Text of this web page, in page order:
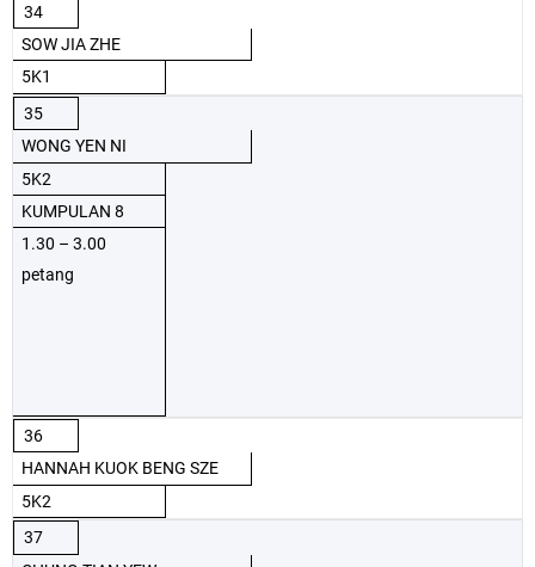
34
SOW JIA ZHE
5K1
35
WONG YEN NI
5K2
KUMPULAN 8
1.30 – 3.00
petang
36
HANNAH KUOK BENG SZE
5K2
37